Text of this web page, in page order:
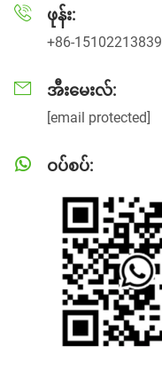
ဖုန်း:
+86-15102213839
အီးမေးလ်:
[email protected]
ဝပ်စပ်: